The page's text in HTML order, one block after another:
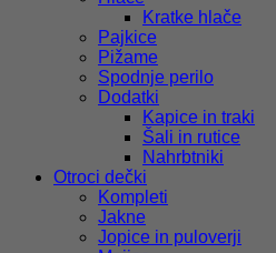
Kratke hlače
Pajkice
Pižame
Spodnje perilo
Dodatki
Kapice in traki
Šali in rutice
Nahrbtniki
Otroci dečki
Kompleti
Jakne
Jopice in puloverji